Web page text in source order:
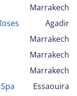
Marrakech
Agadir
Marrakech
Marrakech
Marrakech
Essaouira